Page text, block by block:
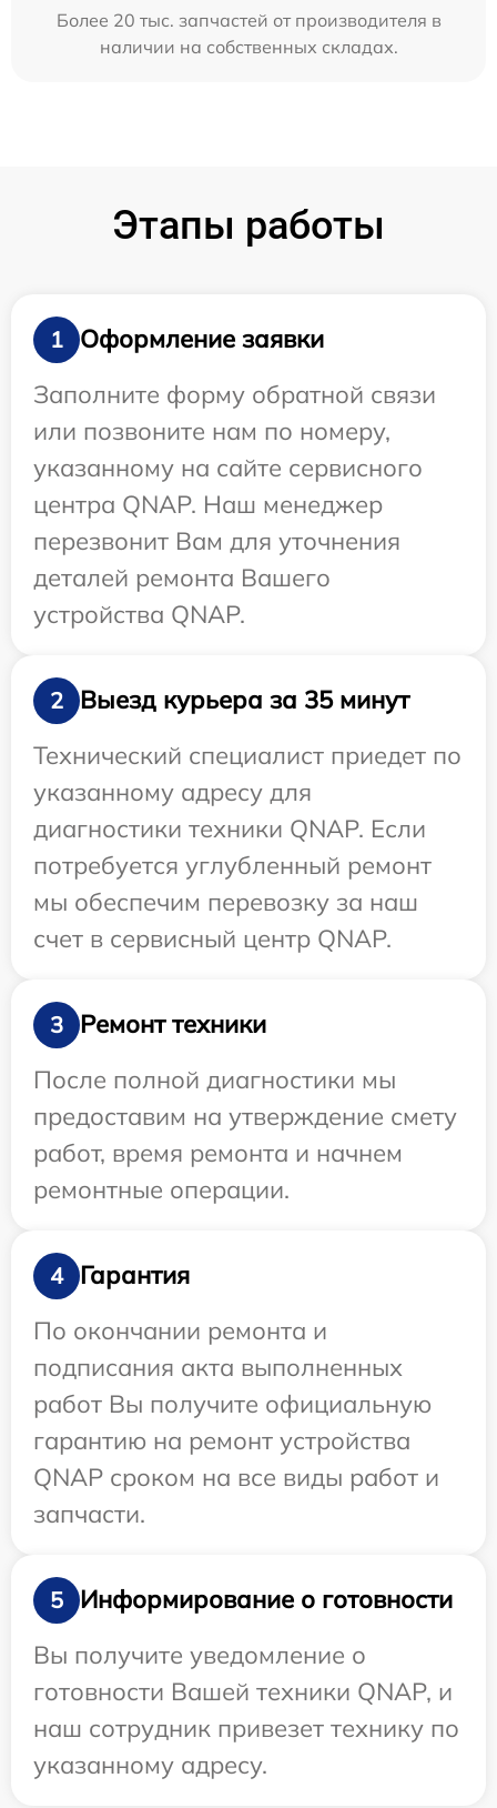
Более 20 тыс. запчастей от производителя в
наличии на собственных складах.
Этапы работы
1
Оформление заявки
Заполните форму обратной связи
или позвоните нам по номеру,
указанному на сайте сервисного
центра QNAP. Наш менеджер
перезвонит Вам для уточнения
деталей ремонта Вашего
устройства QNAP.
2
Выезд курьера за 35 минут
Технический специалист приедет по
указанному адресу для
диагностики техники QNAP. Если
потребуется углубленный ремонт
мы обеспечим перевозку за наш
счет в сервисный центр QNAP.
3
Ремонт техники
После полной диагностики мы
предоставим на утверждение смету
работ, время ремонта и начнем
ремонтные операции.
4
Гарантия
По окончании ремонта и
подписания акта выполненных
работ Вы получите официальную
гарантию на ремонт устройства
QNAP сроком на все виды работ и
запчасти.
5
Информирование о готовности
Вы получите уведомление о
готовности Вашей техники QNAP, и
наш сотрудник привезет технику по
указанному адресу.